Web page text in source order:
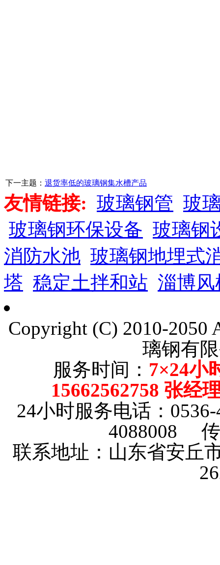
下一主题： 退货率低的玻璃钢集水槽产品
友情链接: 玻璃钢管 玻
玻璃钢环保设备 玻璃钢
消防水池 玻璃钢地埋式
塔 稳定土拌和站 淄博风
Copyright (C) 2010-2050
璃钢有
服务时间： 7×24小
15662562758 张
24小时服务电话：
4088008 传
联系地址：山东省安丘